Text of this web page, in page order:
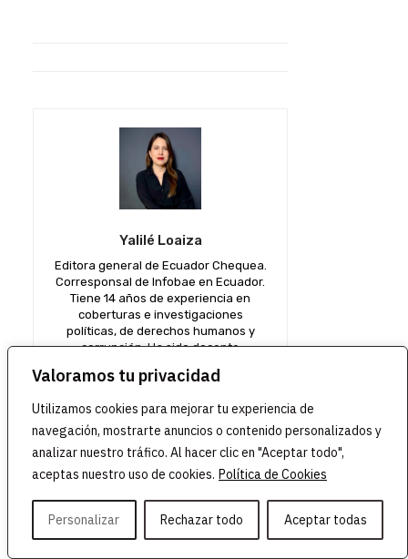
Valoramos tu privacidad
Utilizamos cookies para mejorar tu experiencia de
navegación, mostrarte anuncios o contenido personalizados y
analizar nuestro tráfico. Al hacer clic en "Aceptar todo",
aceptas nuestro uso de cookies. Política de Cookies
Personalizar Rechazar todo Aceptar todas
Yalilé Loaiza
Editora general de Ecuador Chequea.
Corresponsal de Infobae en Ecuador.
Tiene 14 años de experiencia en
coberturas e investigaciones
políticas, de derechos humanos y
corrupción. Ha sido docente
nacionales y regionales por su
proyectos de la cooperación
internacional. Es presidente de
Fundamedios.
¡Apóyanos!